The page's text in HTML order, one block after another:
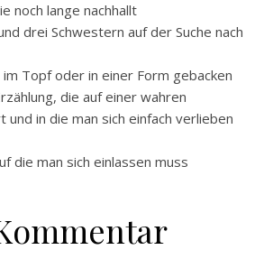
noch lange nachhallt
drei Schwestern auf der Suche nach
Topf oder in einer Form gebacken
die auf einer wahren
in die man sich einfach verlieben
die man sich einlassen muss